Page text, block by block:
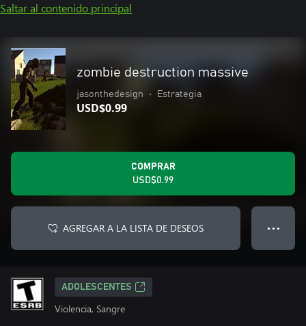
Saltar al contenido principal
zombie destruction massive
jasonthedesign • Estrategia
USD$0.99
COMPRAR
USD$0.99
AGREGAR A LA LISTA DE DESEOS ● ● ●
ADOLESCENTES
Violencia, Sangre